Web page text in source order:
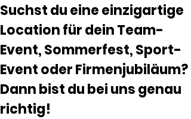
Suchst du eine einzigartige
Location für dein Team-
Event, Sommerfest, Sport-
Event oder Firmenjubiläum?
Dann bist du bei uns genau
richtig!